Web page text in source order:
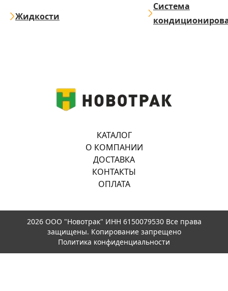
Жидкости
Система
КАТАЛОГ
О КОМПАНИИ
ДОСТАВКА
КОНТАКТЫ
ОПЛАТА
2026 ООО "Новотрак" ИНН 6150079530 Все права
защищены. Копирование запрещено
Политика конфиденциальности